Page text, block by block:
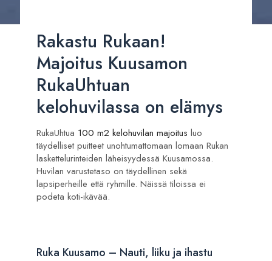
Rakastu Rukaan!
Majoitus Kuusamon
RukaUhtuan
kelohuvilassa on elämys
RukaUhtua 100 m2 kelohuvilan majoitus luo
täydelliset puitteet unohtumattomaan lomaan Rukan
laskettelurinteiden läheisyydessä Kuusamossa.
Huvilan varustetaso on täydellinen sekä
lapsiperheille että ryhmille. Näissä tiloissa ei
podeta koti-ikävää.
Ruka Kuusamo – Nauti, liiku ja ihastu